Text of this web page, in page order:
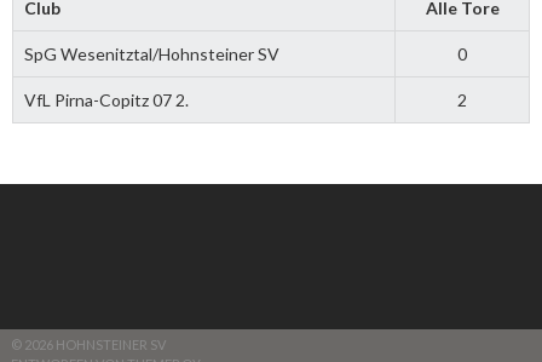
Club Alle Tore
SpG Wesenitztal/Hohnsteiner SV 0
VfL Pirna-Copitz 07 2. 2
© 2026 HOHNSTEINER SV